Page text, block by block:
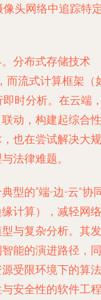
头网络中追踪特
分布式存储技术
而流式计算框架（
时分析。在云端
动，构建起综合性
也在尝试解决大规
法律难题。
型的“端-边-云”协
计算），减轻网络
与复杂分析。其发
能的演进路径，同
受限环境下的算法
安全性的软件工程